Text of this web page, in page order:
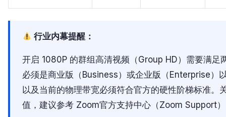
行业内幕提醒：
开启 1080P 的群组高清视频（Group HD）需要满足
必须是商业版（Business）或企业版（Enterprise）
以及当前的物理带宽必须符合官方的硬性阶梯标准。
值，建议参考 Zoom官方支持中心（Zoom Support